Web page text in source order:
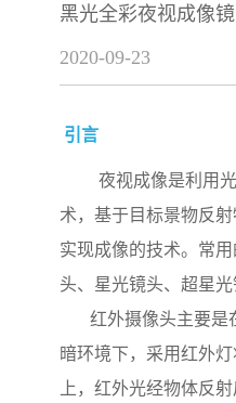
黑光全彩夜视成像
2020-09-23
引言
夜视成像是利用光
术，基于目标景物反
实现成像的技术。常
头、星光镜头、超星光
红外摄像头主要是
暗环境下，采用红外
上，红外光经物体反